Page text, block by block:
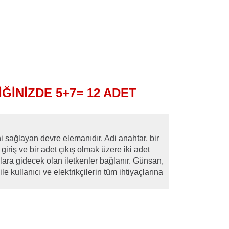
5+7= 12 ADET
devre elemanıdır. Adi anahtar, bir
ve bir adet çıkış olmak üzere iki adet
gidecek olan iletkenler bağlanır. Günsan,
kullanıcı ve elektrikçilerin tüm ihtiyaçlarına